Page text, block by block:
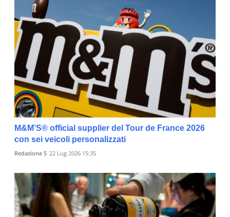
M&M’S® official supplier del Tour de France 2026
con sei veicoli personalizzati
Redazione 5 22 Lug 2026 15:35